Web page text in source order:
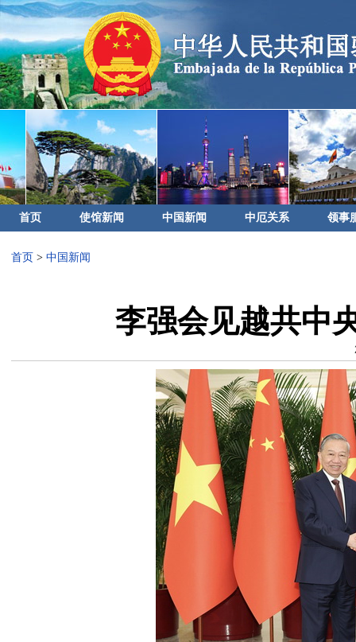
首页 使馆新闻 中国新闻 中厄关系 领事
首页 > 中国新闻
李强会见越共中